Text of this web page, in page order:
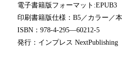
電子書籍版フォーマット:EPUB3
印刷書籍版仕様：B5／カラー／
ISBN：978-4-295—60212-5
発行：インプレス NextPublishing